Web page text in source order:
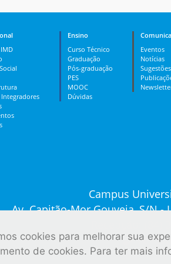
cookies para melhorar sua
de cookies. Para ter mais
Integradores
Ensino
Curso Técnico
Graduação
Pós-graduação
PES
MOOC
Dúvidas
Eventos
Notícias
Campus
Av. Capitão-Mor Gouveia, S/N -
Ver